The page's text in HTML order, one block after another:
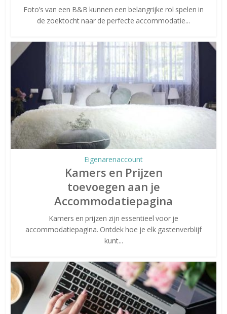
Foto’s van een B&B kunnen een belangrijke rol spelen in
de zoektocht naar de perfecte accommodatie...
Eigenarenaccount
Kamers en Prijzen
toevoegen aan je
Accommodatiepagina
Kamers en prijzen zijn essentieel voor je
accommodatiepagina. Ontdek hoe je elk gastenverblijf
kunt...